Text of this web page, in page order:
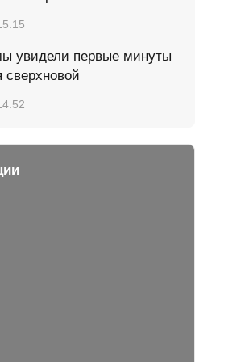
увидели первые минуты
сверхновой